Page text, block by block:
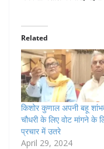
Related
किशोर कुणाल अपनी बहू
चौधरी के लिए वोट मांगने के
प्रचार में उतरे
April 29, 2024